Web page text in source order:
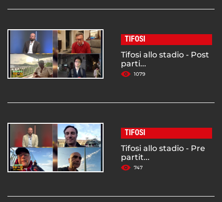
TIFOSI
Tifosi allo stadio - Post
parti...
1079
TIFOSI
Tifosi allo stadio - Pre
partit...
747